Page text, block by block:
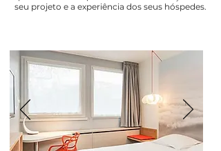
seu projeto e a experiência dos seus hóspedes.